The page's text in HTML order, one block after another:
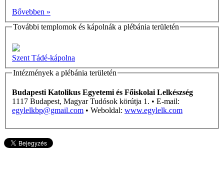
Bővebben »
További templomok és kápolnák a plébánia területén
Szent Tádé-kápolna
Intézmények a plébánia területén
Budapesti Katolikus Egyetemi és Főiskolai Lelkészség
1117 Budapest, Magyar Tudósok körútja 1. • E-mail:
egylelkbp@gmail.com • Weboldal: www.egylelk.com